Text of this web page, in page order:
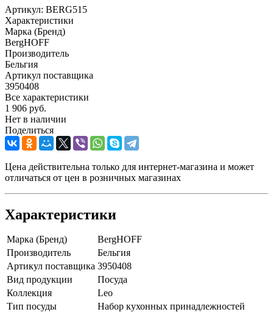
Артикул: BERG515
Характеристики
Марка (Бренд)
BergHOFF
Производитель
Бельгия
Артикул поставщика
3950408
Все характеристики
1 906 руб.
Нет в наличии
Поделиться
Цена действительна только для интернет-магазина и может
отличаться от цен в розничных магазинах
Характеристики
Марка (Бренд)
BergHOFF
Производитель
Бельгия
Артикул поставщика 3950408
Вид продукции
Посуда
Коллекция
Leo
Тип посуды
Набор кухонных принадлежностей